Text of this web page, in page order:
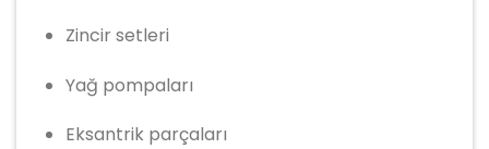
Zincir setleri
Yağ pompaları
Eksantrik parçaları